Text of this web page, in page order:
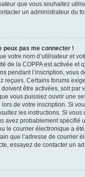
que vous souhaitez
un administrateur du
peux pas me connecter !
votre nom d’utilisateur et
de la COPPA est activée et
pendant l’inscription, vous
reçues. Certains forums
être activées, soit par
vous puissiez ouvrir une
de votre inscription. Si
les instructions. Si vous
avez probablement spécifié
le courrier électronique a
que l’adresse de courrier
essayez de contacter un